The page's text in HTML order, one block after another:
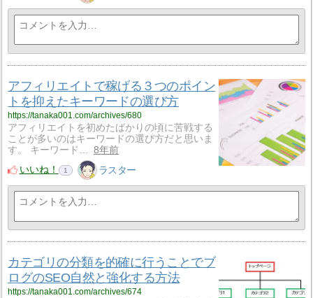
アフィリエイトで稼げる３つのポイン
トを抑えたキーワードの選び方
https://tanaka001.com/archives/680
アフィリエイトを初めたばかりの頃に苦戦する
ことが多いのはキーワードの選び方だと思いま
す。 キーワード…
8年前
いいね！
1 ラスター
カテゴリの分類を的確に行うことでブ
ログのSEO自然と強化する方法
https://tanaka001.com/archives/674